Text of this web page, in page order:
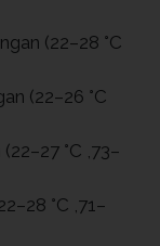
(22–28 °C
(22–26 °C
°C ,73–
°C ,71–